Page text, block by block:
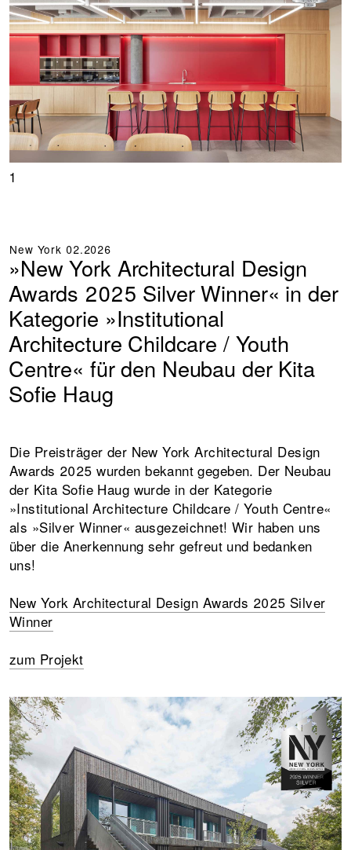
1
New York 02.2026
»New York Architectural Design
Awards 2025 Silver Winner« in der
Kategorie »Institutional
Architecture Childcare / Youth
Centre« für den Neubau der Kita
Sofie Haug
Die Preisträger der New York Architectural Design
Awards 2025 wurden bekannt gegeben. Der Neubau
der Kita Sofie Haug wurde in der Kategorie
»Institutional Architecture Childcare / Youth Centre«
als »Silver Winner« ausgezeichnet! Wir haben uns
über die Anerkennung sehr gefreut und bedanken
uns!
New York Architectural Design Awards 2025 Silver
Winner
zum Projekt